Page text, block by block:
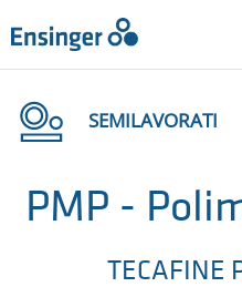
LA TUA RICHIESTA
Pagina
iniziale
SEMILAVORATI
PMP -
TECAFINE